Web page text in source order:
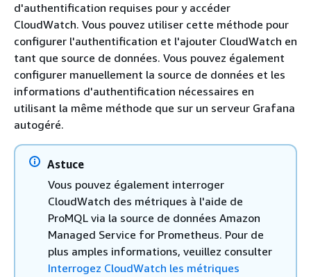
d'authentification requises pour y accéder
CloudWatch. Vous pouvez utiliser cette méthode pour
configurer l'authentification et l'ajouter CloudWatch en
tant que source de données. Vous pouvez également
configurer manuellement la source de données et les
informations d'authentification nécessaires en
utilisant la même méthode que sur un serveur Grafana
autogéré.
Astuce
Vous pouvez également interroger
CloudWatch des métriques à l'aide de
ProMQL via la source de données Amazon
Managed Service for Prometheus. Pour de
plus amples informations, veuillez consulter
Interrogez CloudWatch les métriques